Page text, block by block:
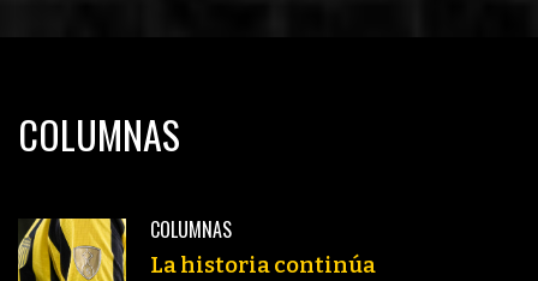
COLUMNAS
COLUMNAS
La historia continúa